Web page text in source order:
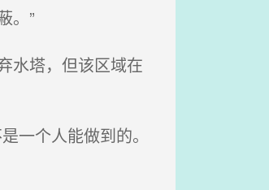
。”
水塔，但该区域在
一个人能做到的。